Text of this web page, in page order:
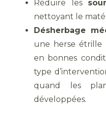
Réduire les
nettoyant le
Désherbage
une herse étrille
en bonnes
type
quand les
développées.